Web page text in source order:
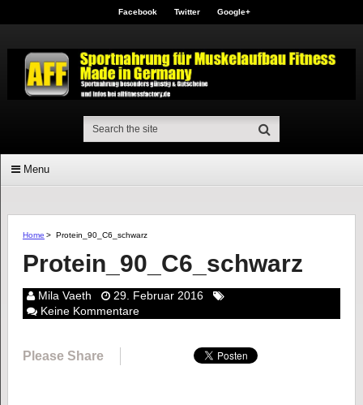
Facebook Twitter Google+
Menu
Home > Protein_90_C6_schwarz
Protein_90_C6_schwarz
Mila Vaeth
29. Februar 2016
Keine Kommentare
Please Share